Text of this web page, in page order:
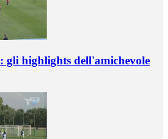
gli highlights dell'amichevole